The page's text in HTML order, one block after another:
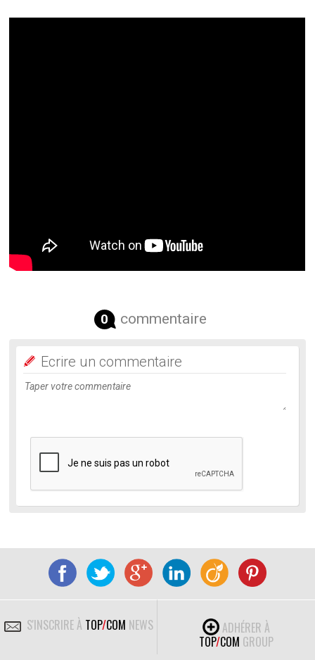
0 commentaire
Ecrire un commentaire
S'INSCRIRE À TOP/COM NEWS
ADHÉRER À
TOP/COM GROUP